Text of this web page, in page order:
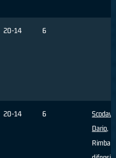
20-14 6
20-14 6
Dario,